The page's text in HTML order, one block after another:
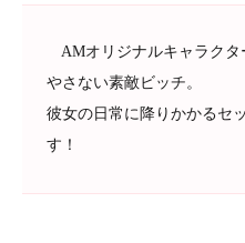
AMオリジナルキャラクタ
やさない素敵ビッチ。
彼女の日常に降りかかるセ
す！